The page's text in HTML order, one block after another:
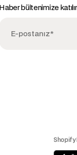
Haber bültenimize
Shopify